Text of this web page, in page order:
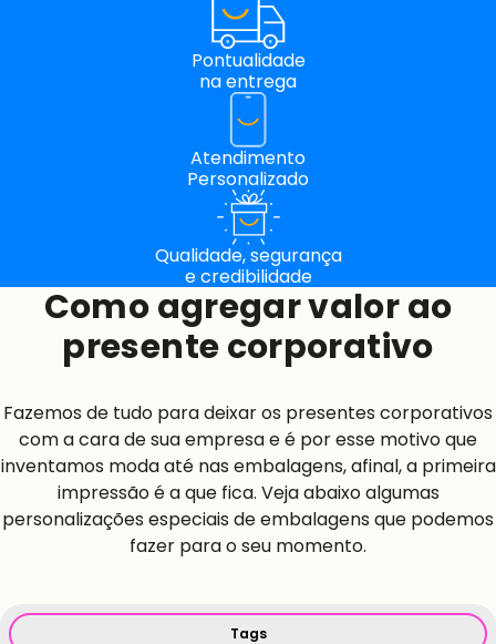
Pontualidade
na entrega
Atendimento
Personalizado
Qualidade, segurança
e credibilidade
Como agregar valor ao
presente corporativo
Fazemos de tudo para deixar os presentes corporativos
com a cara de sua empresa e é por esse motivo que
inventamos moda até nas embalagens, afinal, a primeira
impressão é a que fica. Veja abaixo algumas
personalizações especiais de embalagens que podemos
fazer para o seu momento.
Tags